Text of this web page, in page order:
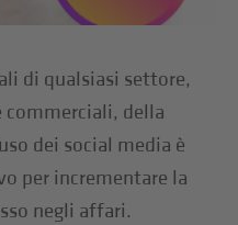
di qualsiasi settore,
commerciali, della
dei social media è
per incrementare la
negli affari.